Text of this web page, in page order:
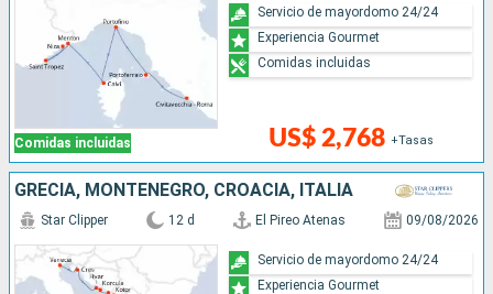
Comidas incluidas US$ 2,768 +Tasas
Servicio de mayordomo 24/24
Experiencia Gourmet
Comidas incluidas
GRECIA, MONTENEGRO, CROACIA, ITALIA
Star Clipper 12 d El Pireo Atenas 09/08/2026
Servicio de mayordomo 24/24
Experiencia Gourmet